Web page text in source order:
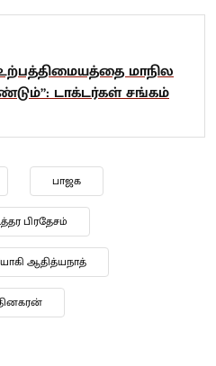
உற்பத்திமையத்தை மாநில
டாக்டர்கள் சங்கம்
பாஜக
பிரதேசம்
ஆதித்யநாத்